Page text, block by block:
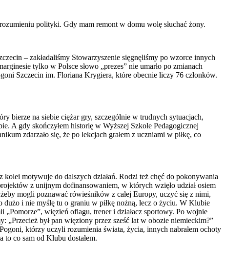
polityki. Gdy mam remont w domu wolę słuchać żony.
– zakładaliśmy Stowarzyszenie sięgnęliśmy po wzorce innych
tylko w Polsce słowo „prezes” nie umarło po zmianach
Szczecin im. Floriana Krygiera, które obecnie liczy 76 członków.
bierze na siebie ciężar gry, szczególnie w trudnych sytuacjach,
A gdy skończyłem historię w Wyższej Szkole Pedagogicznej
zdarzało się, że po lekcjach grałem z uczniami w piłkę, co
motywuje do dalszych działań. Rodzi też chęć do pokonywania
z unijnym dofinansowaniem, w których wzięło udział osiem
mogli poznawać rówieśników z całej Europy, uczyć się z nimi,
i nie myślę tu o graniu w piłkę nożną, lecz o życiu. W Klubie
więzień oflagu, trener i działacz sportowy. Po wojnie
był pan więziony przez sześć lat w obozie niemieckim?”
którzy uczyli rozumienia świata, życia, innych nabrałem ochoty
to co sam od Klubu dostałem.